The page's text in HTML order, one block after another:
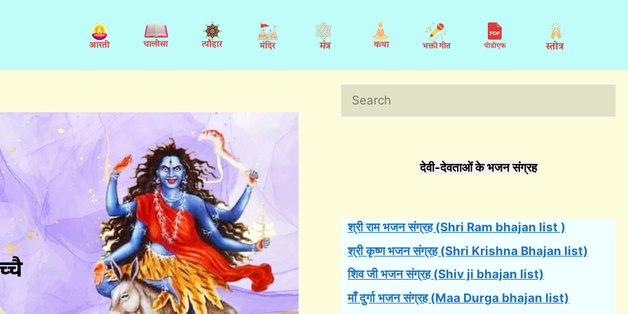
Search
देवी-देवताओं के भजन संग्रह
श्री राम भजन संग्रह (Shri Ram bhajan list )
श्री कृष्ण भजन संग्रह (Shri Krishna Bhajan list)
शिव जी भजन संग्रह (Shiv ji bhajan list)
माँ दुर्गा भजन संग्रह (Maa Durga bhajan list)